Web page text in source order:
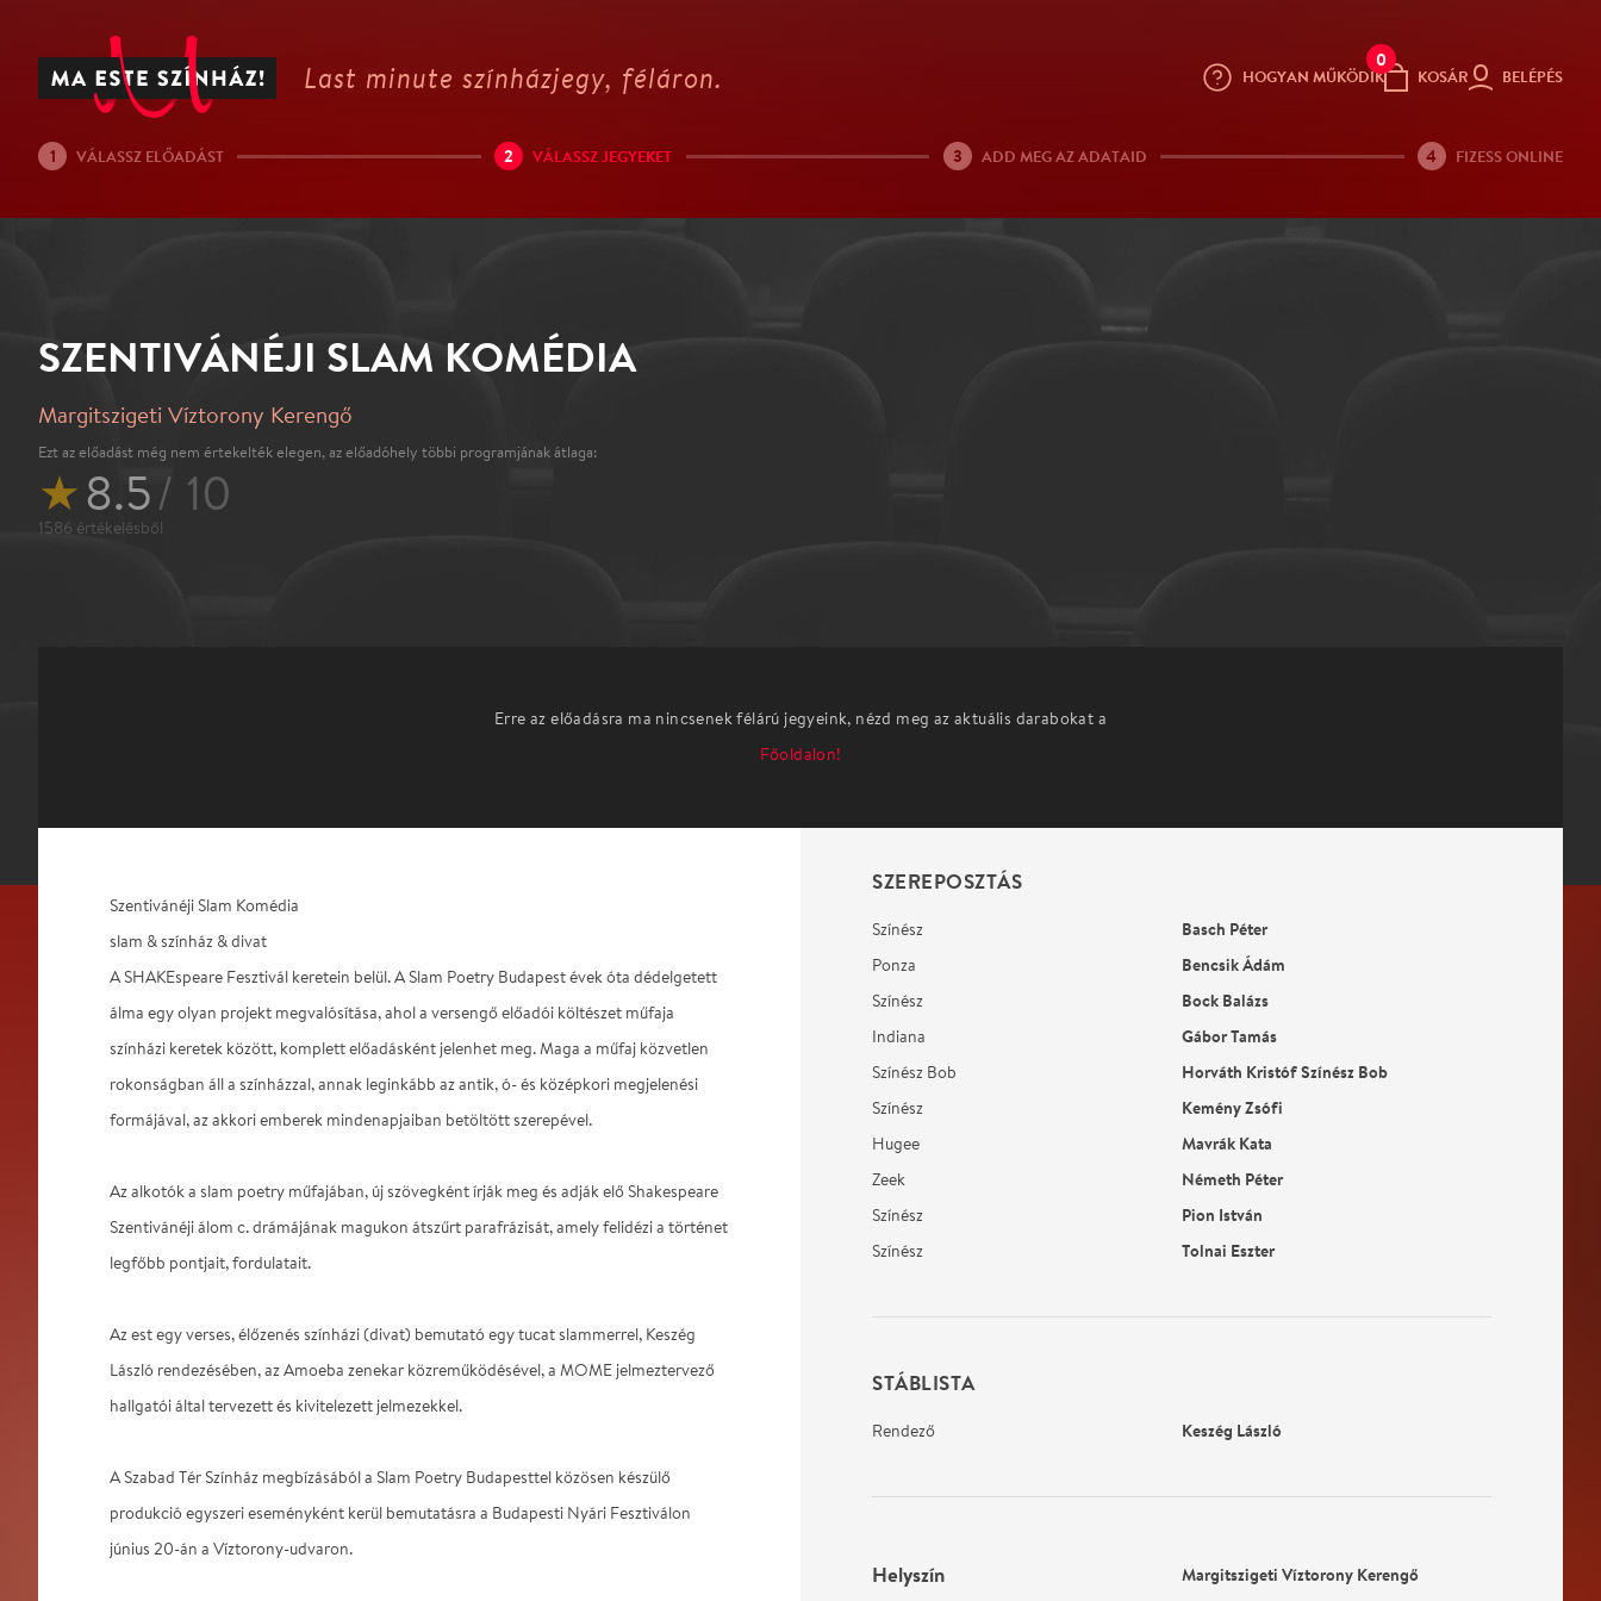
Last minute színházjegy, féláron. HOGYAN MŰKÖDIK
0
KOSÁR BELÉPÉS
1 VÁLASSZ ELŐADÁST 2 VÁLASSZ JEGYEKET 3 ADD MEG AZ ADATAID 4 FIZESS ONLINE
SZENTIVÁNÉJI SLAM KOMÉDIA
Margitszigeti Víztorony Kerengő
Ezt az előadást még nem értekelték elegen, az előadóhely többi programjának átlaga:
★8.5/ 10
1586 értékelésből
Erre az előadásra ma nincsenek félárú jegyeink, nézd meg az aktuális darabokat a
Főoldalon!
Szentivánéji Slam Komédia
slam & színház & divat
A SHAKEspeare Fesztivál keretein belül. A Slam Poetry Budapest évek óta dédelgetett
álma egy olyan projekt megvalósítása, ahol a versengő előadói költészet műfaja
színházi keretek között, komplett előadásként jelenhet meg. Maga a műfaj közvetlen
rokonságban áll a színházzal, annak leginkább az antik, ó- és középkori megjelenési
formájával, az akkori emberek mindenapjaiban betöltött szerepével.
Az alkotók a slam poetry műfajában, új szövegként írják meg és adják elő Shakespeare
Szentivánéji álom c. drámájának magukon átszűrt parafrázisát, amely felidézi a történet
legfőbb pontjait, fordulatait.
Az est egy verses, élőzenés színházi (divat) bemutató egy tucat slammerrel, Keszég
László rendezésében, az Amoeba zenekar közreműködésével, a MOME jelmeztervező
hallgatói által tervezett és kivitelezett jelmezekkel.
A Szabad Tér Színház megbízásából a Slam Poetry Budapesttel közösen készülő
produkció egyszeri eseményként kerül bemutatásra a Budapesti Nyári Fesztiválon
június 20-án a Víztorony-udvaron.
SZEREPOSZTÁS
Színész Basch Péter
Ponza Bencsik Ádám
Színész Bock Balázs
Indiana Gábor Tamás
Színész Bob Horváth Kristóf Színész Bob
Színész Kemény Zsófi
Hugee Mavrák Kata
Zeek Németh Péter
Színész Pion István
Színész Tolnai Eszter
STÁBLISTA
Rendező Keszég László
Helyszín Margitszigeti Víztorony Kerengő